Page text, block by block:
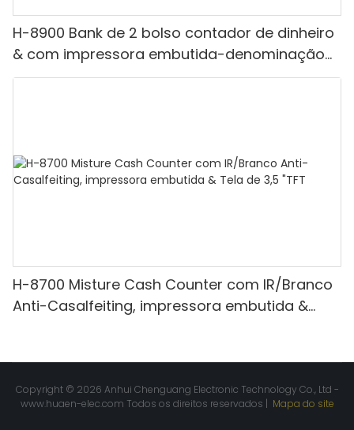
H-8900 Bank de 2 bolso contador de dinheiro
& com impressora embutida-denominação
mista, luz branca/ir/uv/mg de detecção &
H-8700 Misture Cash Counter com IR/Branco
Anti-Casalfeiting, impressora embutida &
Copyright © 2026 Anhui Chenguang Electronic Technology Co., Ltd -
www.huaen-elec.com Todos os direitos reservados | Mapa do site